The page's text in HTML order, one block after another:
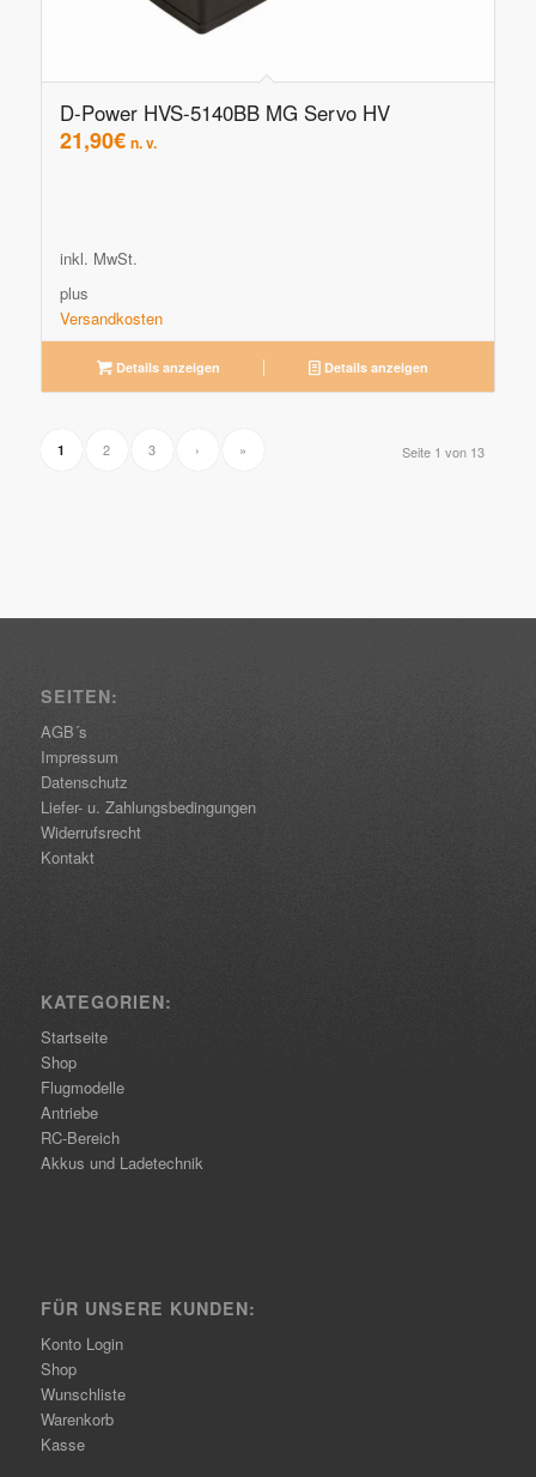
D-Power HVS-5140BB MG Servo HV
21,90€ n. v.
inkl. MwSt.
plus
Versandkosten
Details anzeigen Details anzeigen
Seite 1 von 13
1 2 3 › »
SEITEN:
AGB´s
Impressum
Datenschutz
Liefer- u. Zahlungsbedingungen
Widerrufsrecht
Kontakt
KATEGORIEN:
Startseite
Shop
Flugmodelle
Antriebe
RC-Bereich
Akkus und Ladetechnik
FÜR UNSERE KUNDEN:
Konto Login
Shop
Wunschliste
Warenkorb
Kasse